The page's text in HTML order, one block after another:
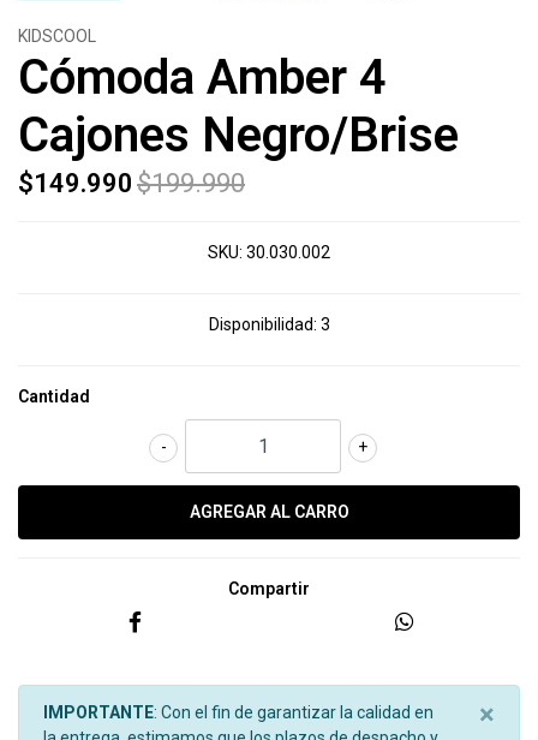
KIDSCOOL
Cómoda Amber 4
Cajones Negro/Brise
$149.990 $199.990
SKU: 30.030.002
Disponibilidad: 3
Cantidad
+
-
Compartir
IMPORTANTE: Con el fin de garantizar la calidad en
×